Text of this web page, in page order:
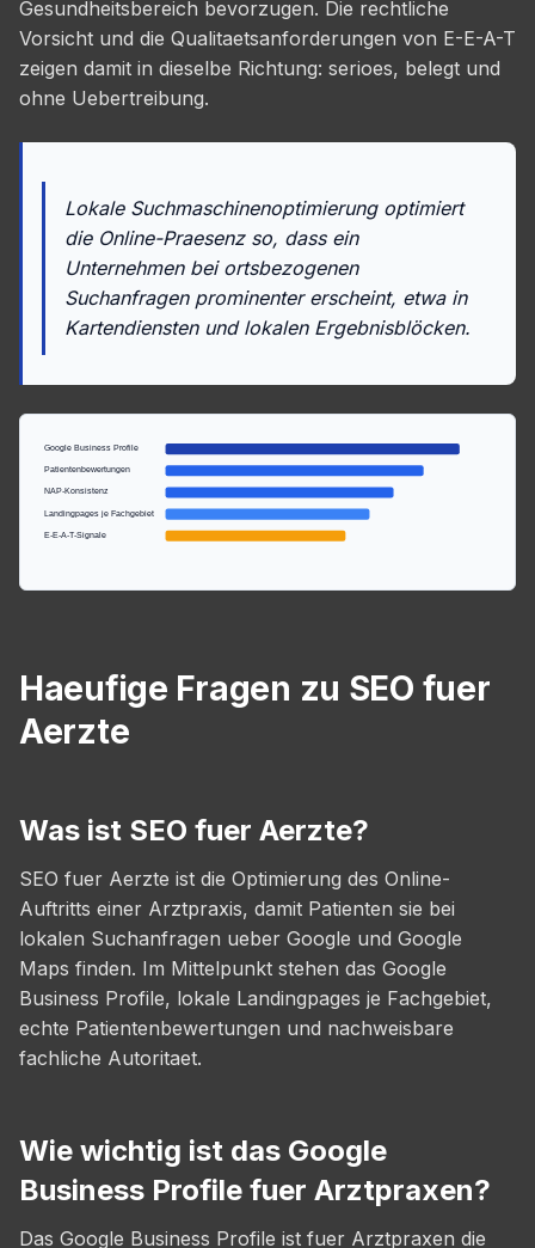
Gesundheitsbereich bevorzugen. Die rechtliche
Vorsicht und die Qualitaetsanforderungen von E-E-A-T
zeigen damit in dieselbe Richtung: serioes, belegt und
ohne Uebertreibung.
Lokale Suchmaschinenoptimierung optimiert
die Online-Praesenz so, dass ein
Unternehmen bei ortsbezogenen
Suchanfragen prominenter erscheint, etwa in
Kartendiensten und lokalen Ergebnisblöcken.
Google Business Profile
Patientenbewertungen
NAP-Konsistenz
Landingpages je Fachgebiet
E-E-A-T-Signale
Haeufige Fragen zu SEO fuer
Aerzte
Was ist SEO fuer Aerzte?
SEO fuer Aerzte ist die Optimierung des Online-
Auftritts einer Arztpraxis, damit Patienten sie bei
lokalen Suchanfragen ueber Google und Google
Maps finden. Im Mittelpunkt stehen das Google
Business Profile, lokale Landingpages je Fachgebiet,
echte Patientenbewertungen und nachweisbare
fachliche Autoritaet.
Wie wichtig ist das Google
Business Profile fuer Arztpraxen?
Das Google Business Profile ist fuer Arztpraxen die